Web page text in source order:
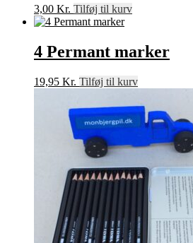
3,00 Kr. Tilføj til kurv
4 Permant marker
19,95 Kr. Tilføj til kurv